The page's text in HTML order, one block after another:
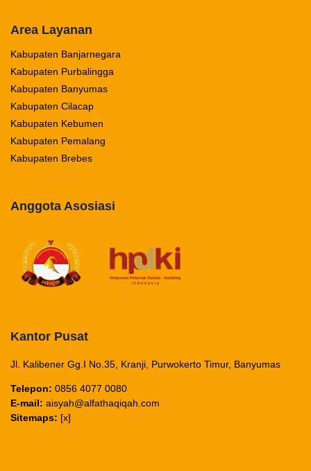
Area Layanan
Kabupaten Banjarnegara
Kabupaten Purbalingga
Kabupaten Banyumas
Kabupaten Cilacap
Kabupaten Kebumen
Kabupaten Pemalang
Kabupaten Brebes
Anggota Asosiasi
Kantor Pusat
Jl. Kalibener Gg.I No.35, Kranji, Purwokerto Timur, Banyumas
Telepon: 0856 4077 0080
E-mail: aisyah@alfathaqiqah.com
Sitemaps: [x]